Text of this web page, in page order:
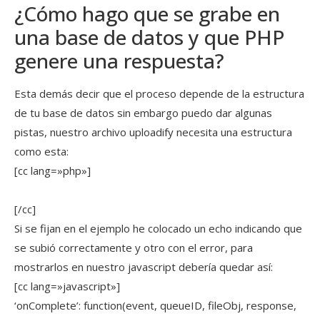
¿Cómo hago que se grabe en
una base de datos y que PHP
genere una respuesta?
Esta demás decir que el proceso depende de la estructura
de tu base de datos sin embargo puedo dar algunas
pistas, nuestro archivo uploadify necesita una estructura
como esta:
[cc lang=»php»]
[/cc]
Si se fijan en el ejemplo he colocado un echo indicando que
se subió correctamente y otro con el error, para
mostrarlos en nuestro javascript debería quedar así:
[cc lang=»javascript»]
‘onComplete’: function(event, queueID, fileObj, response,